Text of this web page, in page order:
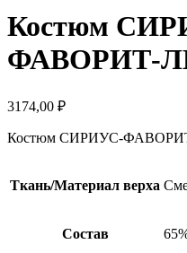
Костюм
ФАВОРИТ-
3174,00 ₽
Костюм СИРИУС-
Ткань/Материал верха
Состав